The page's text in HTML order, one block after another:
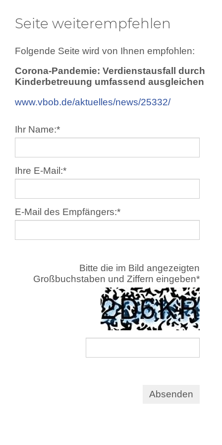
Seite weiterempfehlen
Folgende Seite wird von Ihnen empfohlen:
Corona-Pandemie: Verdienstausfall durch
Kinderbetreuung umfassend ausgleichen
www.vbob.de/aktuelles/news/25332/
Ihr Name:*
Ihre E-Mail:*
E-Mail des Empfängers:*
Bitte die im Bild angezeigten
Großbuchstaben und Ziffern eingeben*
Absenden